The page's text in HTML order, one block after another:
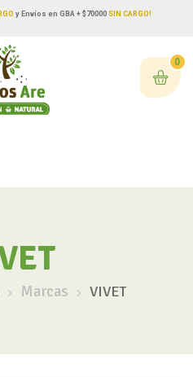
y Envíos en GBA + $70000 SIN CARGO!
0
Marcas VIVET